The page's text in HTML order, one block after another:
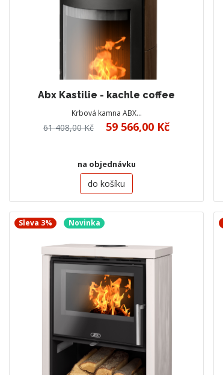
Abx Kastilie - kachle coffee
Krbová kamna ABX…
61 408,00 Kč 59 566,00 Kč
na objednávku
do košíku
Sleva 3% Novinka